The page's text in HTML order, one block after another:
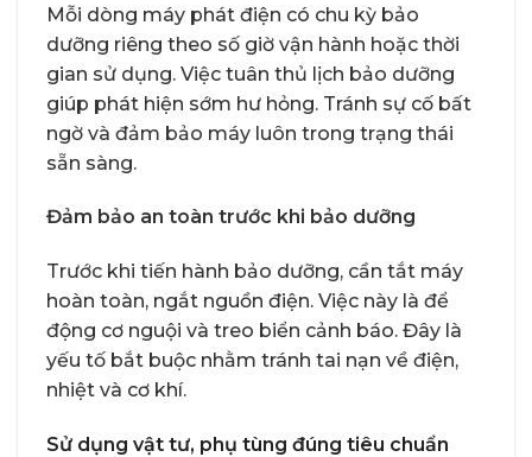
Mỗi dòng máy phát điện có chu kỳ bảo
dưỡng riêng theo số giờ vận hành hoặc thời
gian sử dụng. Việc tuân thủ lịch bảo dưỡng
giúp phát hiện sớm hư hỏng. Tránh sự cố bất
ngờ và đảm bảo máy luôn trong trạng thái
sẵn sàng.
Đảm bảo an toàn trước khi bảo dưỡng
Trước khi tiến hành bảo dưỡng, cần tắt máy
hoàn toàn, ngắt nguồn điện. Việc này là để
động cơ nguội và treo biển cảnh báo. Đây là
yếu tố bắt buộc nhằm tránh tai nạn về điện,
nhiệt và cơ khí.
Sử dụng vật tư, phụ tùng đúng tiêu chuẩn